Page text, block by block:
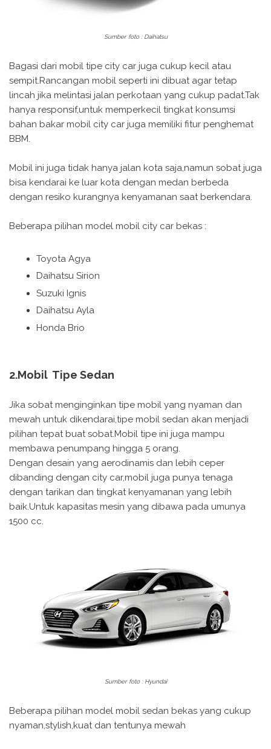
Sumber foto : Daihatsu
Bagasi dari mobil tipe city car juga cukup kecil atau
sempit.Rancangan mobil seperti ini dibuat agar tetap
lincah jika melintasi jalan perkotaan yang cukup padat.Tak
hanya responsif,untuk memperkecil tingkat konsumsi
bahan bakar mobil city car juga memiliki fitur penghemat
BBM.
Mobil ini juga tidak hanya jalan kota saja,namun sobat juga
bisa kendarai ke luar kota dengan medan berbeda
dengan resiko kurangnya kenyamanan saat berkendara.
Beberapa pilihan model mobil city car bekas :
Toyota Agya
Daihatsu Sirion
Suzuki Ignis
Daihatsu Ayla
Honda Brio
2.Mobil Tipe Sedan
Jika sobat menginginkan tipe mobil yang nyaman dan
mewah untuk dikendarai,tipe mobil sedan akan menjadi
pilihan tepat buat sobat.Mobil tipe ini juga mampu
membawa penumpang hingga 5 orang.
Dengan desain yang aerodinamis dan lebih ceper
dibanding dengan city car,mobil juga punya tenaga
dengan tarikan dan tingkat kenyamanan yang lebih
baik.Untuk kapasitas mesin yang dibawa pada umunya
1500 cc.
Sumber foto : Hyundai
Beberapa pilihan model mobil sedan bekas yang cukup
nyaman,stylish,kuat dan tentunya mewah